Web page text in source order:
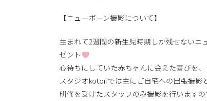
【ニューボーン撮影について】
生まれて2週間の新生児時期しか残せない
ゼント
心待ちにしていた赤ちゃんに会えた喜びを
スタジオkotoriでは主にご自宅への出張撮影
研修を受けたスタッフのみ撮影を行います